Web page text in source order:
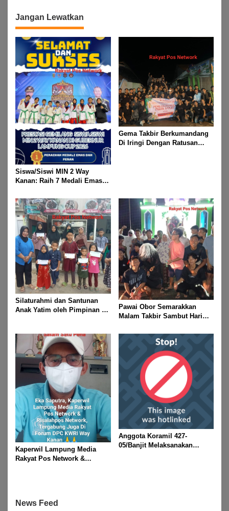
Demi Selamatkan Nyawa
Jangan Lewatkan
Siswa/Siswi MIN 2 Way
Kanan: Raih 7 Medali Emas
Gubernur Lampung Cup 2
Taekwondo Championship
2026
Gema Takbir Berkumandang
Di Iringi Dengan Ratusan
Silaturahmi dan Santunan
Anak Yatim oleh Pimpinan PT
Pawai Obor Semarakkan
Malam Takbir Sambut Hari
M, Di Kampung Simpang
Asam, Kecamatan Banjit
Kaperwil Lampung Media
Rakyat Pos Network &
Raya Idul Fitri 1447 Hijriah-
Anggota Koramil 427-
05/Banjit Melaksanakan
News Feed